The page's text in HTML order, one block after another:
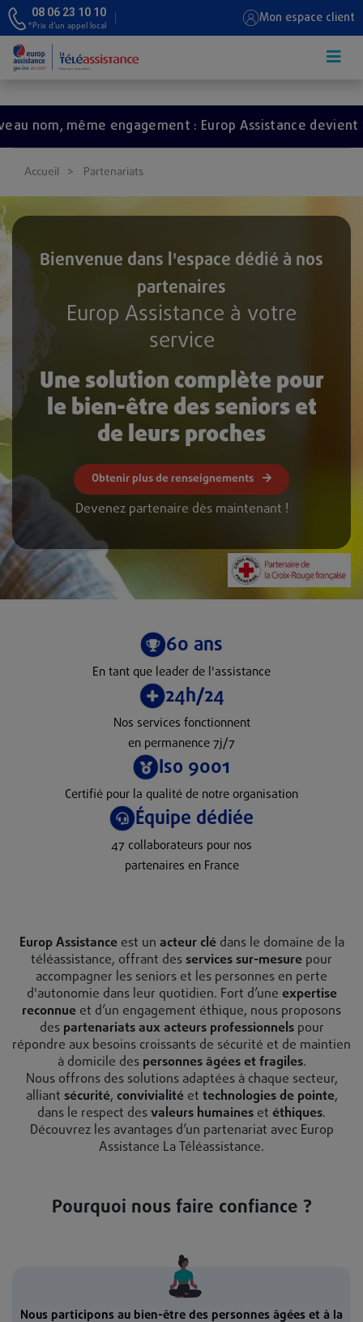
08 06 23 10 10
*Prix d’un appel local Mon espace client
: Europ Assistance devient Redion.
Accueil Partenariats
Bienvenue dans l'espace dédié à nos
partenaires
Europ Assistance à votre
service
Une solution complète pour
le bien-être des seniors et
de leurs proches
Obtenir plus de renseignements
Devenez partenaire dès maintenant !
60 ans
En tant que leader de l'assistance
24h/24
Nos services fonctionnent
en permanence 7j/7
Iso 9001
Certifié pour la qualité de notre organisation
Équipe dédiée
47 collaborateurs pour nos
partenaires en France
Europ Assistanceest un acteur clédans le domaine de la
téléassistance, offrant desservices sur-mesure pour
accompagner les seniors et les personnes en perte
d'autonomie dans leur quotidien. Fort d’une expertise
reconnue et d’un engagement éthique, nous proposons
des partenariats aux acteurs professionnels pour
répondre aux besoins croissants de sécurité et de maintien
à domicile des personnes âgées et fragiles.
Nous offrons des solutions adaptées à chaque secteur,
alliant sécurité, convivialité et technologies de pointe,
dans le respect desvaleurs humaines et éthiques.
Découvrez les avantages d’un partenariat avec Europ
Assistance La Téléassistance.
Pourquoi nous faire confiance ?
Nous participons au bien-être des personnes âgées et à la